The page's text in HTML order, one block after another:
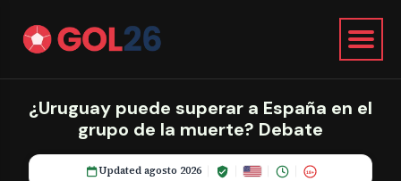
¿Uruguay puede superar a España en el
grupo de la muerte? Debate
Updated agosto 2026 18+